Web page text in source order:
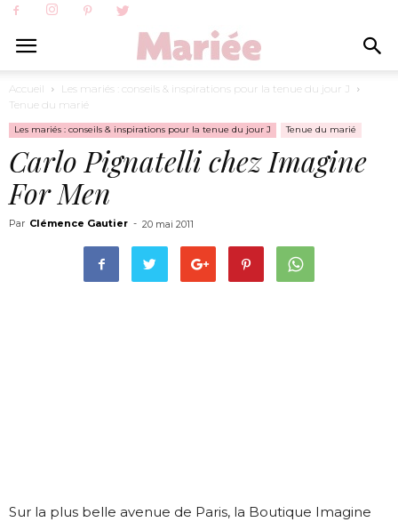
Accueil
Les mariés : conseils & inspirations pour la tenue du jour J
Tenue du marié
Les mariés : conseils & inspirations pour la tenue du jour J Tenue du marié
Carlo Pignatelli chez Imagine
For Men
Par Clémence Gautier - 20 mai 2011
Sur la plus belle avenue de Paris, la Boutique Imagine